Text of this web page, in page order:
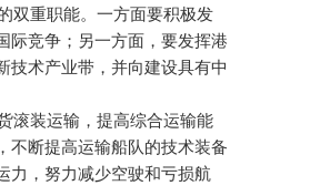
双重职能。一方面要积极发
际竞争；另一方面，要发挥港
技术产业带，并向建设具有中
滚装运输，提高综合运输能
不断提高运输船队的技术装备
力，努力减少空驶和亏损航